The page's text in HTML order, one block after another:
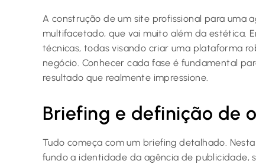
A construção de um site profissional para uma
multifacetado, que vai muito além da estética.
técnicas, todas visando criar uma plataforma
negócio. Conhecer cada fase é fundamental
resultado que realmente impressione.
Briefing e definição de
Tudo começa com um briefing detalhado.
fundo a identidade da agência de publicidade,